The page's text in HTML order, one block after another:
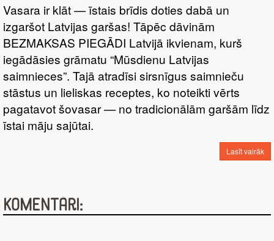
Vasara ir klāt — īstais brīdis doties dabā un
izgaršot Latvijas garšas! Tāpēc dāvinām
BEZMAKSAS PIEGĀDI Latvijā ikvienam, kurš
iegādāsies grāmatu “Mūsdienu Latvijas
saimnieces”. Tajā atradīsi sirsnīgus saimnieču
stāstus un lieliskas receptes, ko noteikti vērts
pagatavot šovasar — no tradicionālām garšām līdz
īstai māju sajūtai.
Lasīt vairāk
Komentāri: